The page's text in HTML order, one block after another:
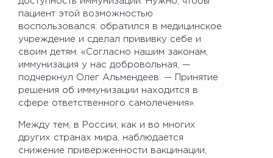
пациент этой возможностью
воспользовался: обратился в медицинское
учреждение и сделал прививку себе и
своим детям. «Согласно нашим законам,
иммунизация у нас добровольная, —
подчеркнул Олег Альмендеев. — Принятие
решения об иммунизации находится в
сфере ответственного самолечения».
Между тем, в России, как и во многих
других странах мира, наблюдается
снижение приверженности вакцинации,